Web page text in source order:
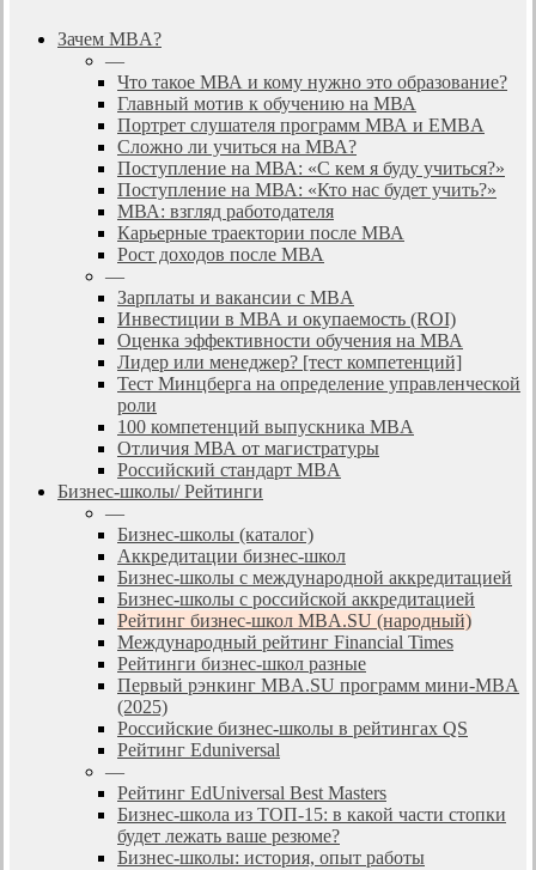
search
Menu
Зачем MBA?
—
Что такое МВА и кому нужно это образование?
Главный мотив к обучению на МВА
Портрет слушателя программ МВА и EMBA
Сложно ли учиться на МВА?
Поступление на МВА: «С кем я буду учиться?»
Поступление на МВА: «Кто нас будет учить?»
МВА: взгляд работодателя
Карьерные траектории после МВА
Рост доходов после МВА
—
Зарплаты и вакансии с MBA
Инвестиции в МВА и окупаемость (ROI)
Оценка эффективности обучения на МВА
Лидер или менеджер? [тест компетенций]
Тест Минцберга на определение управленческой
роли
100 компетенций выпускника MBA
Отличия МВА от магистратуры
Российский стандарт MBA
Бизнес-школы/ Рейтинги
—
Бизнес-школы (каталог)
Аккредитации бизнес-школ
Бизнес-школы с международной аккредитацией
Бизнес-школы с российской аккредитацией
Рейтинг бизнес-школ MBA.SU (народный)
Международный рейтинг Financial Times
Рейтинги бизнес-школ разные
Первый рэнкинг MBA.SU программ мини-MBA
(2025)
Российские бизнес-школы в рейтингах QS
Рейтинг Eduniversal
—
Рейтинг EdUniversal Best Masters
Бизнес-школа из ТОП-15: в какой части стопки
будет лежать ваше резюме?
Бизнес-школы: история, опыт работы